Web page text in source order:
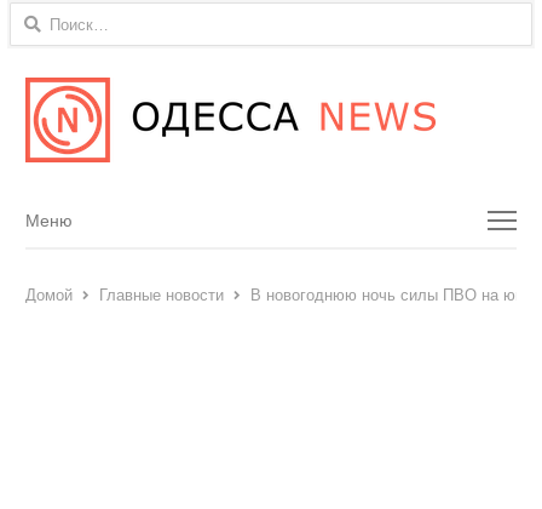
Найти:
Menu
Меню
Домой Главные новости В новогоднюю ночь силы ПВО на юге